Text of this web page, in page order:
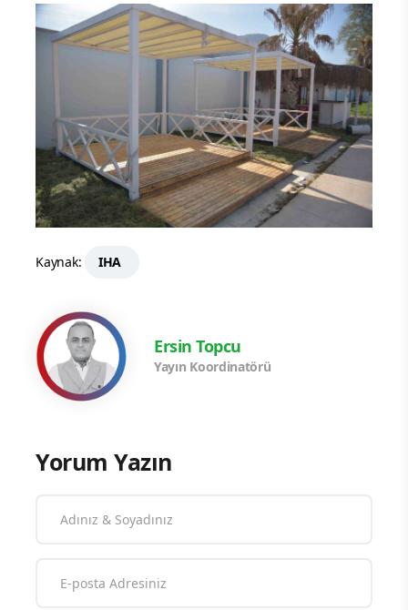
Kaynak: IHA
Ersin Topcu
Yayın Koordinatörü
Yorum Yazın